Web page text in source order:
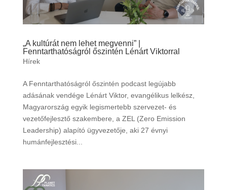
„A kultúrát nem lehet megvenni” |
Fenntarthatóságról őszintén Lénárt Viktorral
Hírek
A Fenntarthatóságról őszintén podcast legújabb
adásának vendége Lénárt Viktor, evangélikus lelkész,
Magyarország egyik legismertebb szervezet- és
vezetőfejlesztő szakembere, a ZEL (Zero Emission
Leadership) alapító ügyvezetője, aki 27 évnyi
humánfejlesztési...